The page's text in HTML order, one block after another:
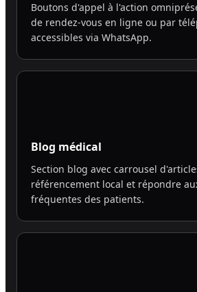
Boutons d'appel à l'action
de rendez-vous en ligne ou par
accessibles via WhatsApp.
Blog médical
Section blog avec carrousel
référencement local et répondre
fréquentes des patients.